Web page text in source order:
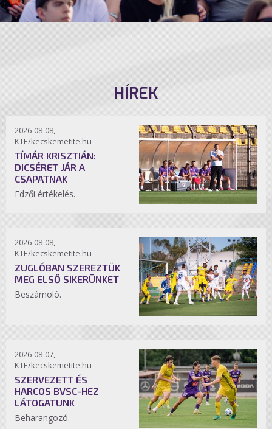
HÍREK
2026-08-08,
KTE/kecskemetite.hu
TÍMÁR KRISZTIÁN:
DICSÉRET JÁR A
CSAPATNAK
Edzői értékelés.
2026-08-08,
KTE/kecskemetite.hu
ZUGLÓBAN SZEREZTÜK
MEG ELSŐ SIKERÜNKET
Beszámoló.
2026-08-07,
KTE/kecskemetite.hu
SZERVEZETT ÉS
HARCOS BVSC-HEZ
LÁTOGATUNK
Beharangozó.